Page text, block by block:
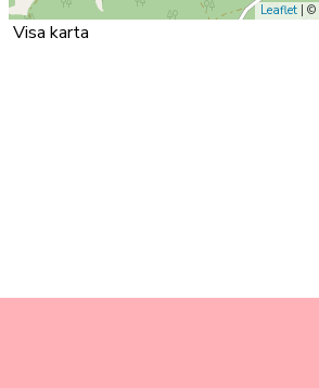
Leaflet | ©
Visa karta